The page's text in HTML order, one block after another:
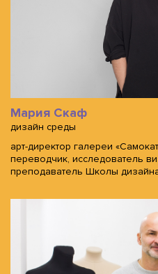
Мария Скаф
дизайн среды
арт-директор галереи
переводчик, исследователь
преподаватель Школы